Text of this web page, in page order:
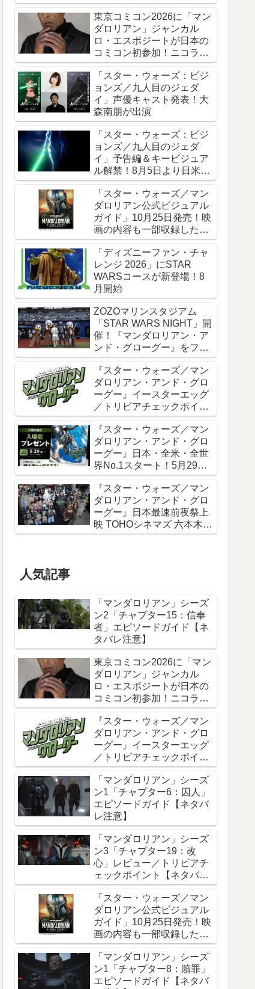
ー・ウォーズアニメシリー
ズ
東京コミコン2026に「マン
ダロリアン」ジャンカル
ロ・エスポジートが日本の
コミコン初参加！ニコラ
ス・ケイジと共に来日
「スター・ウォーズ：ビジ
ョンズ／九人目のジェダ
イ」声優キャスト発表！大
森南朋が出演
「スター・ウォーズ：ビジ
ョンズ／九人目のジェダ
イ」予告編＆キービジュア
ル解禁！8月5日より日米同
時全話一挙配信
「スター・ウォーズ／マン
ダロリアン公式ビジュアル
ガイド」10月25日発売！映
画の内容も一部収録した邦
訳版
「ディズニーファン・チャ
レンジ 2026」にSTAR
WARSコースが新登場！8
月開始
ZOZOマリンスタジアム
「STAR WARS NIGHT」開
催！『マンダロリアン・ア
ンド・グローグー』をフィ
ーチャー
『スター・ウォーズ／マン
ダロリアン・アンド・グロ
ーグー』イースターエッグ
／トリビアチェックポイン
ト総まとめ【ネタバレ注
意】
『スター・ウォーズ／マン
ダロリアン・アンド・グロ
ーグー』日本・全米・全世
界No.1スタート！5月29日
から諫山創描き下ろしポス
ター＆IMAXポスターが特典
に
『スター・ウォーズ／マン
ダロリアン・アンド・グロ
ーグー』日本最速前夜祭上
映 TOHOシネマズ 六本木ヒ
ルズ リポート！
人気記事
「マンダロリアン」シーズ
ン2「チャプター15：信奉
者」エピソードガイド【ネ
タバレ注意】
東京コミコン2026に「マン
ダロリアン」ジャンカル
ロ・エスポジートが日本の
コミコン初参加！ニコラ
ス・ケイジと共に来日
『スター・ウォーズ／マン
ダロリアン・アンド・グロ
ーグー』イースターエッグ
／トリビアチェックポイン
ト総まとめ【ネタバレ注
意】
「マンダロリアン」シーズ
ン1「チャプター6：囚人」
エピソードガイド【ネタバ
レ注意】
「マンダロリアン」シーズ
ン3「チャプター19：改
心」レビュー／トリビアチ
ェックポイント【ネタバレ
注意】
「スター・ウォーズ／マン
ダロリアン公式ビジュアル
ガイド」10月25日発売！映
画の内容も一部収録した邦
訳版
「マンダロリアン」シーズ
ン1「チャプター8：贖罪」
エピソードガイド【ネタバ